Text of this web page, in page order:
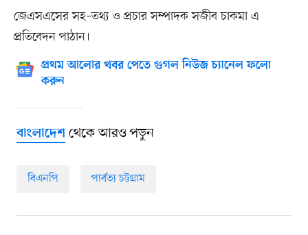
জেএসএসের সহ–তথ্য ও প্রচার সম্পাদক সজীব চাকমা এ
প্রতিবেদন পাঠান।
প্রথম আলোর খবর পেতে গুগল নিউজ চ্যানেল ফলো
করুন
বাংলাদেশথেকে আরও পড়ুন
বিএনপি পার্বত্য চট্টগ্রাম